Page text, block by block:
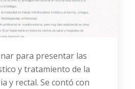
para presentar las
y tratamiento de la
y rectal. Se contó con